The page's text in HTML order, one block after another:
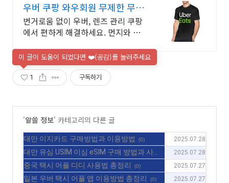
우버 쿠팡 와우회원 무제한 무료
배송
번거로움 없이 우버, 렌즈 관리 쿠팡
에서 편하게 해결하세요. 먼지와 유
선명하게 관리하세요.
이 글이 도움이 되었다면 ❤️(공감)를 눌러주세요
1 구독하기
'알쓸 정보' 카테고리의 다른 글
대만 이지카드 구매방법과 이용방법 (0) 2025.07.28
대만 유심 USIM 이심 eSIM 구매 방법과 사용
방법
(0)
2025.07.28
중국 택시 어플 디디 사용법 총정리 (0) 2025.07.27
일본 우버 택시 어플 앱 이용방법 총정리 (0) 2025.07.27